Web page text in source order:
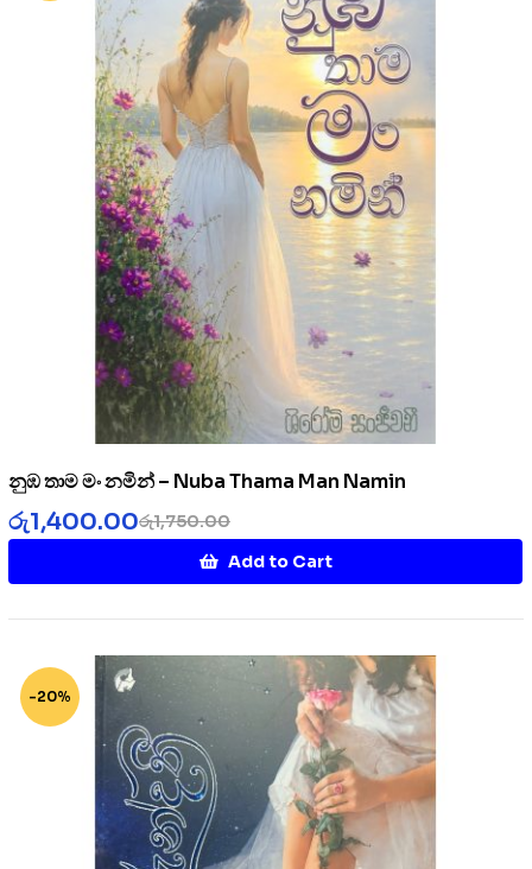
නුඹ තාම මං නමින් – Nuba Thama Man Namin
රු1,750.00
රු1,400.00
Add to Cart
-20%